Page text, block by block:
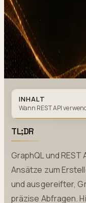
INHALT
Wann REST API
TL;DR
GraphQL und
Ansätze zum
und ausgereifter,
präzise Abfragen.